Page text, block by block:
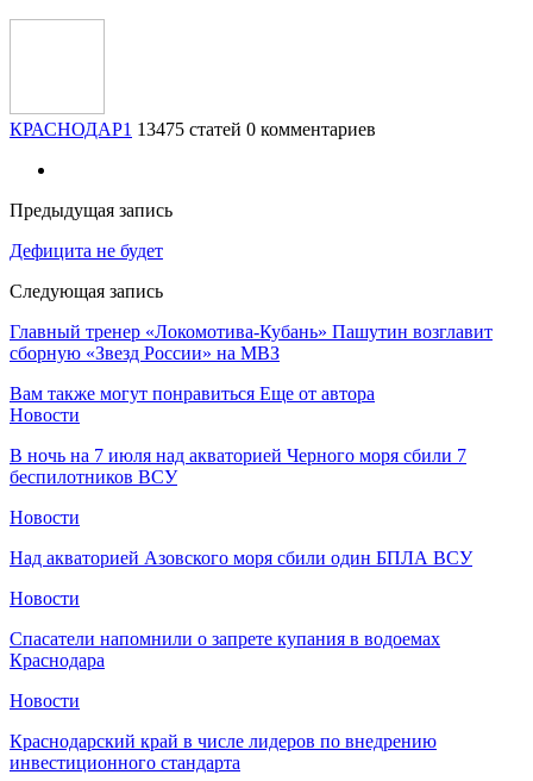
КРАСНОДАР1 13475 статей 0 комментариев
Предыдущая запись
Дефицита не будет
Следующая запись
Главный тренер «Локомотива-Кубань» Пашутин возглавит
сборную «Звезд России» на МВЗ
Вам также могут понравиться Еще от автора
Новости
В ночь на 7 июля над акваторией Черного моря сбили 7
беспилотников ВСУ
Новости
Над акваторией Азовского моря сбили один БПЛА ВСУ
Новости
Спасатели напомнили о запрете купания в водоемах
Краснодара
Новости
Краснодарский край в числе лидеров по внедрению
инвестиционного стандарта